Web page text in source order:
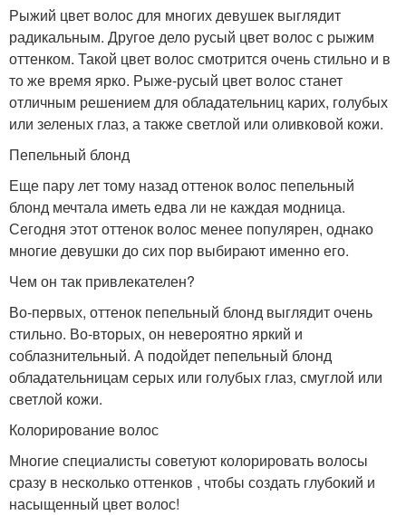
Рыжий цвет волос для многих девушек выглядит
радикальным. Другое дело русый цвет волос с рыжим
оттенком. Такой цвет волос смотрится очень стильно и в
то же время ярко. Рыже-русый цвет волос станет
отличным решением для обладательниц карих, голубых
или зеленых глаз, а также светлой или оливковой кожи.
Пепельный блонд
Еще пару лет тому назад оттенок волос пепельный
блонд мечтала иметь едва ли не каждая модница.
Сегодня этот оттенок волос менее популярен, однако
многие девушки до сих пор выбирают именно его.
Чем он так привлекателен?
Во-первых, оттенок пепельный блонд выглядит очень
стильно. Во-вторых, он невероятно яркий и
соблазнительный. А подойдет пепельный блонд
обладательницам серых или голубых глаз, смуглой или
светлой кожи.
Колорирование волос
Многие специалисты советуют колорировать волосы
сразу в несколько оттенков , чтобы создать глубокий и
насыщенный цвет волос!